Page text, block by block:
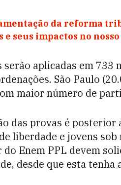
da reforma
e seus impactos no
serão aplicadas em 733
São Paulo
maior número de
das provas é
liberdade e jovens
Enem PPL devem
desde que esta tenha